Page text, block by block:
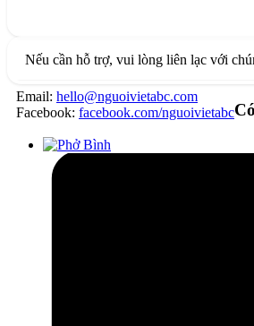
Nếu cần hỗ trợ, vui lòng liên lạc với
Email: hello@nguoivietabc.com
Facebook: facebook.com/nguoivietabc